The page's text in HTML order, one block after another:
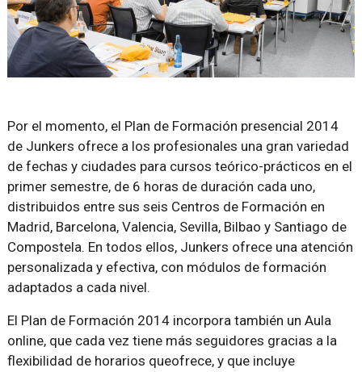
Por el momento, el Plan de Formación presencial 2014
de Junkers ofrece a los profesionales una gran variedad
de fechas y ciudades para cursos teórico-prácticos en el
primer semestre, de 6 horas de duración cada uno,
distribuidos entre sus seis Centros de Formación en
Madrid, Barcelona, Valencia, Sevilla, Bilbao y Santiago de
Compostela. En todos ellos, Junkers ofrece una atención
personalizada y efectiva, con módulos de formación
adaptados a cada nivel.
El Plan de Formación 2014 incorpora también un Aula
online, que cada vez tiene más seguidores gracias a la
flexibilidad de horarios queofrece, y que incluye